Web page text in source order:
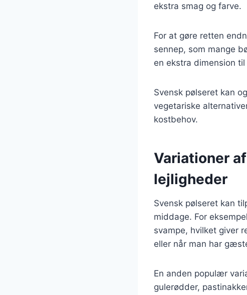
ekstra smag og farve.
For at gøre retten
sennep, som mange
en ekstra dimension til
Svensk pølseret kan
vegetariske
kostbehov.
Variationer
lejligheder
Svensk pølseret kan
middage. For
svampe, hvilket giver
eller når man har
En anden populær
gulerødder,